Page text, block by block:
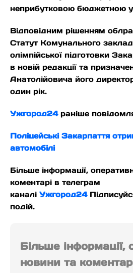
неприбутковою бюджетною
Відповідним рішенням
Статут Комунального
олімпійської підготовки
в новій редакції та
Анатолійовича його
один рік.
Ужгород24раніше
Поліцейські Закарпаття
автомобілі
Більше інформації,
коментарі в телеграм
каналі Ужгород24
подій.
Більше інформації,
новини та